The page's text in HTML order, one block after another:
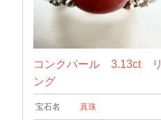
コンクパール 3.13ct リ
ング
宝石名 真珠